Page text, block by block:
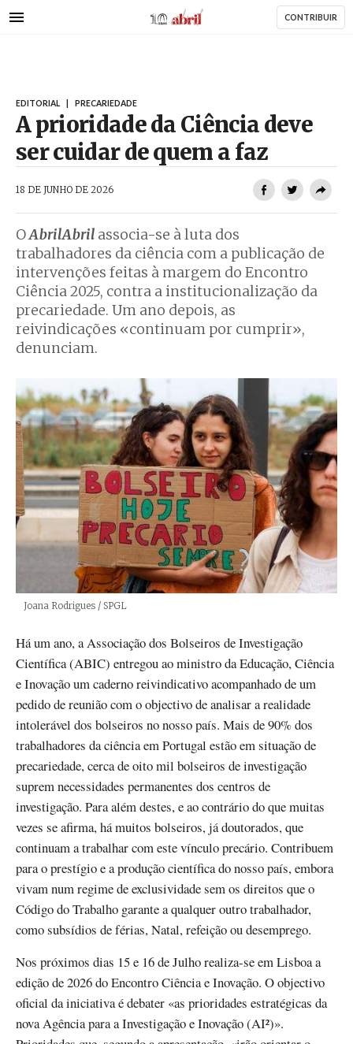
para
AbrilAbril CONTRIBUIR
EDITORIAL PRECARIEDADE
A prioridade da Ciência deve
ser cuidar de quem a faz
18 DE JUNHO DE 2026
OAbrilAbril associa-se à luta dos
trabalhadores da ciência com a publicação de
intervenções feitas à margem do Encontro
Ciência 2025, contra a institucionalização da
precariedade. Um ano depois, as
reivindicações «continuam por cumprir»,
denunciam.
Créditos
Joana Rodrigues / SPGL
Há um ano, a Associação dos Bolseiros de Investigação
Científica (ABIC) entregou ao ministro da Educação, Ciência
e Inovação um caderno reivindicativo acompanhado de um
pedido de reunião com o objectivo de analisar a realidade
intolerável dos bolseiros no nosso país. Mais de 90% dos
trabalhadores da ciência em Portugal estão em situação de
precariedade, cerca de oito mil bolseiros de investigação
suprem necessidades permanentes dos centros de
investigação. Para além destes, e ao contrário do que muitas
vezes se afirma, há muitos bolseiros, já doutorados, que
continuam a trabalhar com este vínculo precário. Contribuem
para o prestígio e a produção científica do nosso país, embora
vivam num regime de exclusividade sem os direitos que o
Código do Trabalho garante a qualquer outro trabalhador,
como subsídios de férias, Natal, refeição ou desemprego.
Nos próximos dias 15 e 16 de Julho realiza-se em Lisboa a
edição de 2026 do Encontro Ciência e Inovação. O objectivo
oficial da iniciativa é debater «as prioridades estratégicas da
nova Agência para a Investigação e Inovação (AI²)».